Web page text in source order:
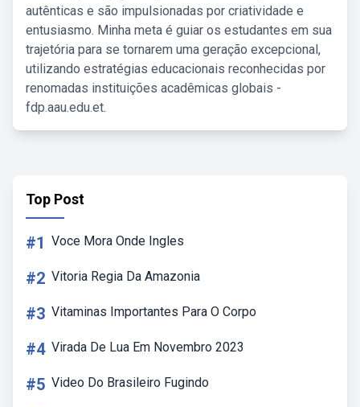
autênticas e são impulsionadas por criatividade e
entusiasmo. Minha meta é guiar os estudantes em sua
trajetória para se tornarem uma geração excepcional,
utilizando estratégias educacionais reconhecidas por
renomadas instituições acadêmicas globais -
fdp.aau.edu.et.
Top Post
#1 Voce Mora Onde Ingles
#2 Vitoria Regia Da Amazonia
#3 Vitaminas Importantes Para O Corpo
#4 Virada De Lua Em Novembro 2023
#5 Video Do Brasileiro Fugindo